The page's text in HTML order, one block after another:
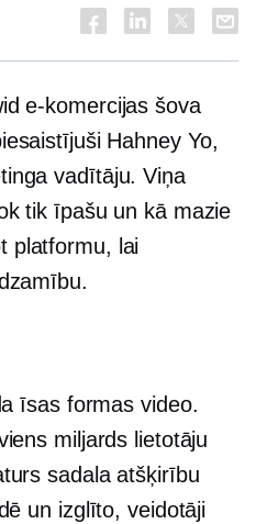
e-komercijas šova
Hahney Yo,
vadītāju. Viņa
tik īpašu un kā mazie
platformu, lai
īsas formas video.
miljards lietotāju
sadala atšķirību
un izglīto, veidotāji